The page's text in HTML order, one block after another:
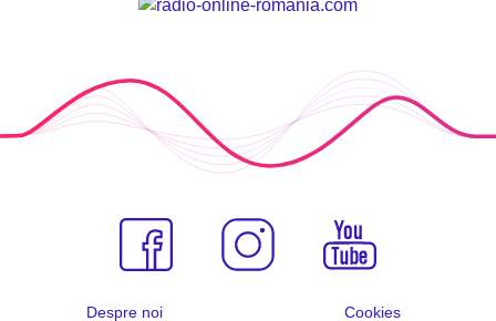
Despre noi Cookies